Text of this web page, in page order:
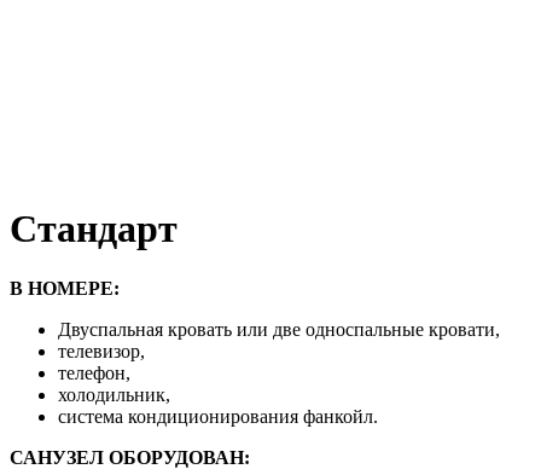
Стандарт
В НОМЕРЕ:
Двуспальная кровать или две односпальные кровати,
телевизор,
телефон,
холодильник,
система кондиционирования фанкойл.
САНУЗЕЛ ОБОРУДОВАН: